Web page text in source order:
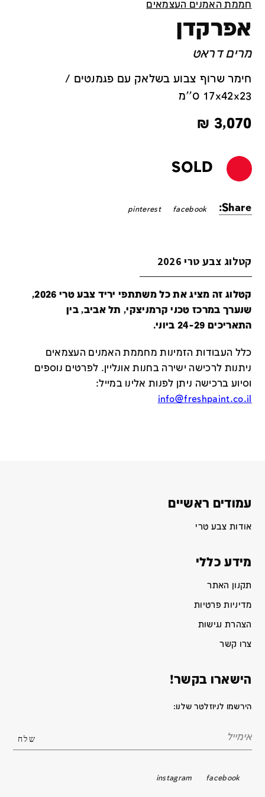
חממת האמנים העצמאים
אפרקדן
מרים דראט
חימר שרוף צבוע בשלאק עם פגמנטים /
17x42x23 ס''מ
3,070
₪
SOLD
Share:
facebook
pinterest
קטלוג צבע טרי 2026
קטלוג זה מציג את כל משתתפי יריד צבע טרי 2026,
שנערך במרכז טכני קרמניצקי, תל אביב, בין
התאריכים 24-29 ביוני.
כלל העבודות הזמינות מחממת האמנים העצמאים
ניתנות לרכישה ישירה בחנות אונליין. לפרטים נוספים
וסיוע ברכישה ניתן לפנות אלינו במייל:
info@freshpaint.co.il
עמודים ראשיים
אודות צבע טרי
מידע כללי
תקנון האתר
מדיניות פרטיות
הצהרת נגישות
צרו קשר
הישארו בקשר!
הירשמו לניוזלטר שלנו:
facebook
instagram